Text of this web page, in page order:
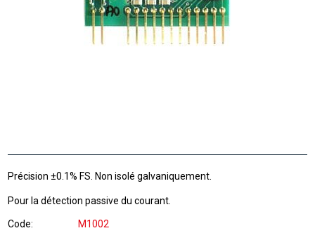
Précision ±0.1% FS. Non isolé galvaniquement.
Pour la détection passive du courant.
Code M1002